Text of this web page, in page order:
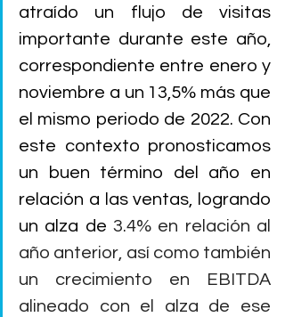
atraído un flujo de visitas
importante durante este año,
correspondiente entre enero y
noviembre a un 13,5% más que
el mismo periodo de 2022. Con
este contexto pronosticamos
un buen término del año en
relación a las ventas, logrando
un alza de 3.4% en relación al
año anterior, así como también
un crecimiento en EBITDA
alineado con el alza de ese